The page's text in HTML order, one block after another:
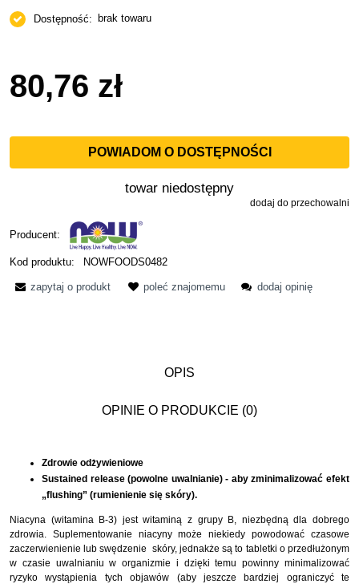
Dostępność: brak towaru
80,76 zł
POWIADOM O DOSTĘPNOŚCI
towar niedostępny
dodaj do przechowalni
Producent:
Kod produktu: NOWFOODS0482
zapytaj o produkt poleć znajomemu dodaj opinię
OPIS
OPINIE O PRODUKCIE (0)
Zdrowie odżywieniowe
Sustained release (powolne uwalnianie) - aby zminimalizować efekt
„flushing” (rumienienie się skóry).
Niacyna (witamina B-3) jest witaminą z grupy B, niezbędną dla dobrego
zdrowia. Suplementowanie niacyny może niekiedy powodować czasowe
zaczerwienienie lub swędzenie skóry, jednakże są to tabletki o przedłużonym
w czasie uwalnianiu w organizmie i dzięki temu powinny minimalizować
ryzyko wystąpienia tych objawów (aby jeszcze bardziej ograniczyć te